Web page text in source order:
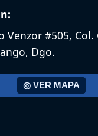
Venzor #505, Col.
Dgo.
◎ VER MAPA